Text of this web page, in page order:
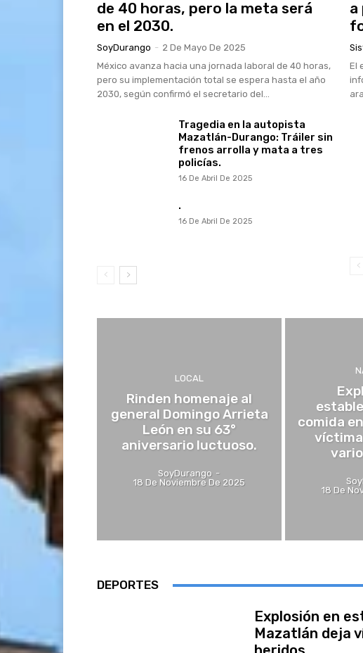
de 40 horas, pero la meta será
en el 2030.
SoyDurango - 2 De Mayo De 2025
México avanza hacia una jornada laboral de 40 horas,
pero su implementación total se espera hasta el año
2030, según confirmó el secretario del...
Tragedia en la autopista
Mazatlán-Durango: Tráiler sin
frenos arrolla y mata a tres
policías.
16 De Abril De 2025
.
16 De Abril De 2025
a
El
LOCAL
Rinden homenaje al
general Domingo Arrieta
León en su 63°
aniversario luctuoso.
SoyDurango -
18 De Noviembre De 2025
comida
18 De
DEPORTES
Explosión en
Mazatlán deja